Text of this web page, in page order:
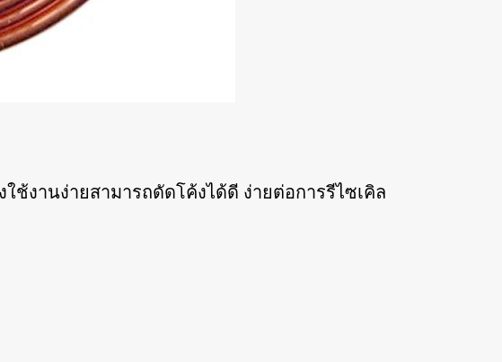
งานง่ายสามารถดัดโค้งได้ดี ง่ายต่อการรีไซเคิล